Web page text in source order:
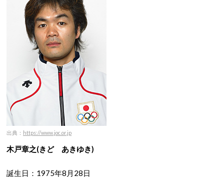
出典： https://www.joc.or.jp
木戸章之(きど あきゆき)
誕生日：1975年8月28日